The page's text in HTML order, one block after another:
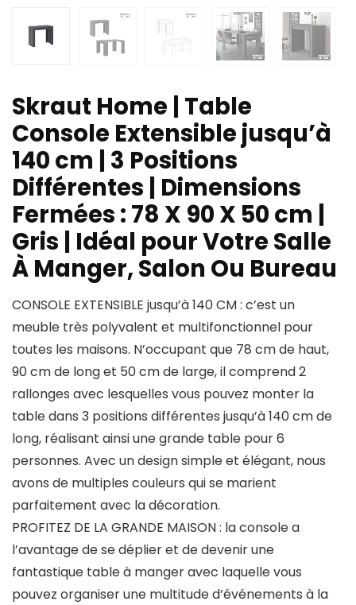
Skraut Home | Table
Console Extensible jusqu’à
140 cm | 3 Positions
Différentes | Dimensions
Fermées : 78 X 90 X 50 cm |
Gris | Idéal pour Votre Salle
À Manger, Salon Ou Bureau
CONSOLE EXTENSIBLE jusqu’à 140 CM : c’est un
meuble très polyvalent et multifonctionnel pour
toutes les maisons. N’occupant que 78 cm de haut,
90 cm de long et 50 cm de large, il comprend 2
rallonges avec lesquelles vous pouvez monter la
table dans 3 positions différentes jusqu’à 140 cm de
long, réalisant ainsi une grande table pour 6
personnes. Avec un design simple et élégant, nous
avons de multiples couleurs qui se marient
parfaitement avec la décoration.
PROFITEZ DE LA GRANDE MAISON : la console a
l’avantage de se déplier et de devenir une
fantastique table à manger avec laquelle vous
pouvez organiser une multitude d’événements à la